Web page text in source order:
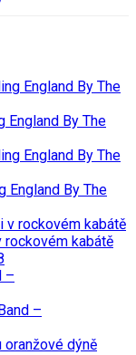
England By The
England By The
England By The
England By The
v rockovém kabátě
kabátě
–
–
oranžové dýně